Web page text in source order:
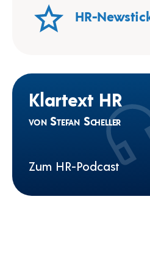
HR-
Klartext HR
von Stefan Scheller
Zum HR-Podcast